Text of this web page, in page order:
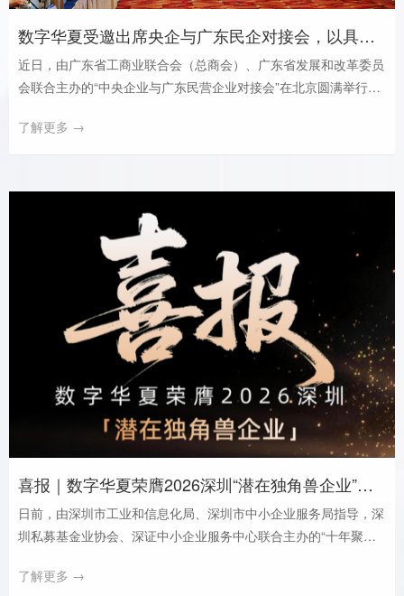
数字华夏受邀出席央企与广东民企对接会，以具身智能赋能政企服务新生态
近日，由广东省工商业联合会（总商会）、广东省发展和改革委员
会联合主办的“中央企业与广东民营企业对接会”在北京圆满举行。
技创新、产业升级等话题展开深入交流，共话合作新机遇。
了解更多 →
喜报｜数字华夏荣膺2026深圳“潜在独角兽企业”，硬核实力再获权威认证
日前，由深圳市工业和信息化局、深圳市中小企业服务局指导，深
圳私募基金业协会、深证中小企业服务中心联合主办的“十年聚变 ·
圳圆满落幕。 数字华夏凭借卓越的技术创新能力、高成长性的商
了解更多 →